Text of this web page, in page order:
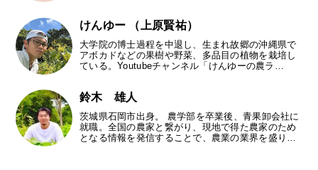
けんゆー （上原賢祐）
大学院の博士過程を中退し、生まれ故郷の沖縄県で
アボカドなどの果樹や野菜、多品目の植物を栽培し
ている。Youtubeチャンネル「けんゆーの農ラ…
鈴木 雄人
茨城県石岡市出身。 農学部を卒業後、青果卸会社に
就職。全国の農家と繋がり、現地で得た農家のため
となる情報を発信することで、農業の業界を盛り…